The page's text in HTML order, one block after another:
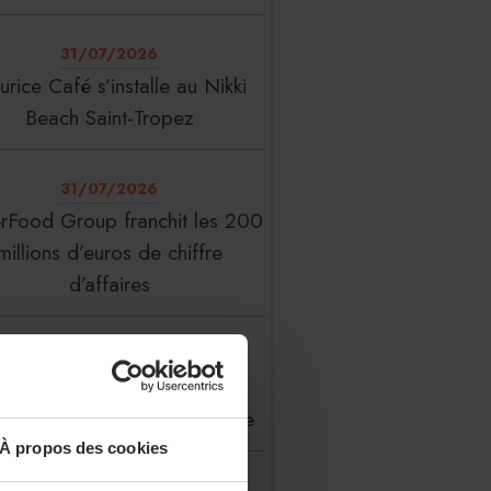
À propos des cookies
31/07/2026
Café s’installe au Nikki
Beach Saint-Tropez
31/07/2026
Group franchit les 200
d’euros de chiffre
d’affaires
31/07/2026
Liste : La Réserve Paris de
meilleur hôtel du monde